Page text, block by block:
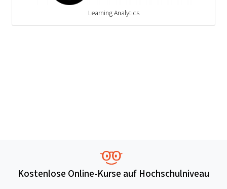
Learning Analytics
Kostenlose Online-Kurse auf Hochschulniveau